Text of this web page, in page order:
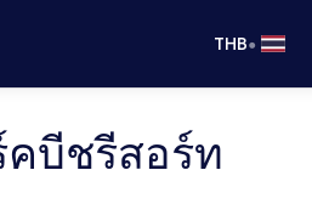
THB•
คบีชรีสอร์ท